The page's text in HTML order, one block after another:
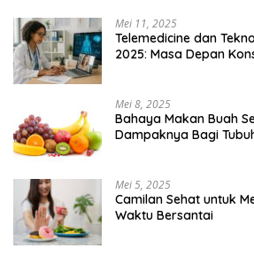
Mei 11, 2025
Telemedicine dan
2025: Masa Depan
Mei 8, 2025
Bahaya Makan Buah
Dampaknya Bagi
Mei 5, 2025
Camilan Sehat untuk
Waktu Bersantai